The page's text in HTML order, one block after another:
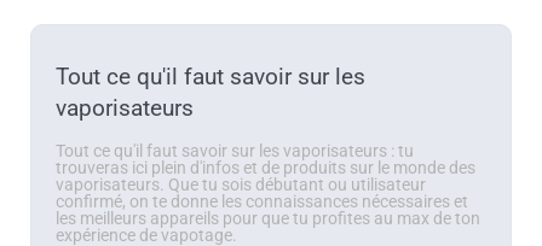
Tout ce qu'il faut savoir sur les
vaporisateurs
Tout ce qu'il faut savoir sur les vaporisateurs : tu
trouveras ici plein d'infos et de produits sur le monde des
vaporisateurs. Que tu sois débutant ou utilisateur
confirmé, on te donne les connaissances nécessaires et
les meilleurs appareils pour que tu profites au max de ton
expérience de vapotage.